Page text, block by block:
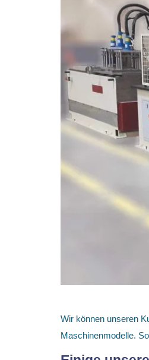
Wir können unseren
Maschinenmodelle.